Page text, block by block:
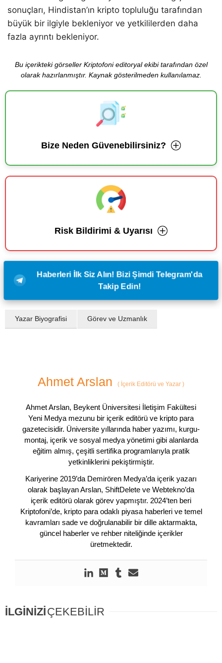
sonuçları, Hindistan’ın kripto topluluğu tarafından
büyük bir ilgiyle bekleniyor ve yetkililerden daha
fazla ayrıntı bekleniyor.
Bu içerikteki görseller Kriptofoni editoryal ekibi tarafından özel
olarak hazırlanmıştır. Kaynak gösterilmeden kullanılamaz.
Bize Neden Güvenebilirsiniz?
Risk Bildirimi & Uyarısı
Haberleri İlk Siz Alın! Bizi Şimdi Telegram'da
Takip Edin!
Yazar Biyografisi Görev ve Uzmanlık
Ahmet Arslan ( İçerik Editörü ve Yazar )
Ahmet Arslan, Beykent Üniversitesi İletişim Fakültesi
Yeni Medya mezunu bir içerik editörü ve kripto para
gazetecisidir. Üniversite yıllarında haber yazımı, kurgu-
montaj, içerik ve sosyal medya yönetimi gibi alanlarda
eğitim almış, çeşitli sertifika programlarıyla pratik
yetkinliklerini pekiştirmiştir.
Kariyerine 2019’da Demirören Medya’da içerik yazarı
olarak başlayan Arslan, ShiftDelete ve Webtekno’da
içerik editörü olarak görev yapmıştır. 2024’ten beri
Kriptofoni’de, kripto para odaklı piyasa haberleri ve temel
kavramları sade ve doğrulanabilir bir dille aktarmakta,
güncel haberler ve rehber niteliğinde içerikler
üretmektedir.
İLGİNİZİÇEKEBİLİR